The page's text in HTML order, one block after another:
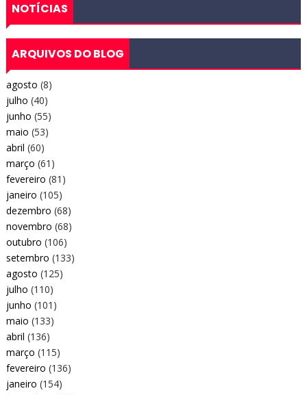
NOTÍCIAS
ARQUIVOS DO BLOG
agosto (8)
julho (40)
junho (55)
maio (53)
abril (60)
março (61)
fevereiro (81)
janeiro (105)
dezembro (68)
novembro (68)
outubro (106)
setembro (133)
agosto (125)
julho (110)
junho (101)
maio (133)
abril (136)
março (115)
fevereiro (136)
janeiro (154)